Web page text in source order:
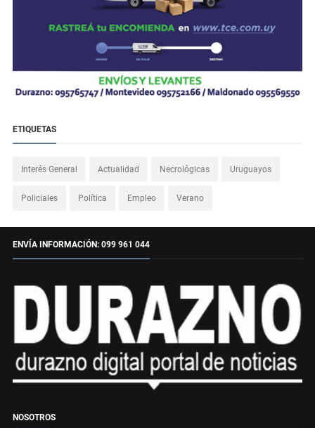
ETIQUETAS
Interés General Actualidad Necrológicas Uruguayos
Policiales Política Empleo Verano
ENVÍA INFORMACIÓN: 099 961 044
NOSOTROS